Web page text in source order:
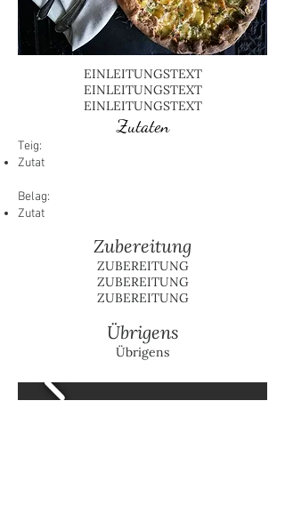
EINLEITUNGSTEXT
EINLEITUNGSTEXT
EINLEITUNGSTEXT
Zutaten
Teig:
Zutat
Belag:
Zutat
Zubereitung
ZUBEREITUNG
ZUBEREITUNG
ZUBEREITUNG
Übrigens
Übrigens